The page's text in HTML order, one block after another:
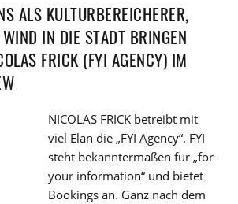
ALS KULTURBEREICHERER,
IN DIE STADT BRINGEN
FRICK (FYI AGENCY) IM
NICOLAS FRICK betreibt mit
viel Elan die „FYI Agency“. FYI
steht bekanntermaßen für „for
your information“ und bietet
Bookings an. Ganz nach dem